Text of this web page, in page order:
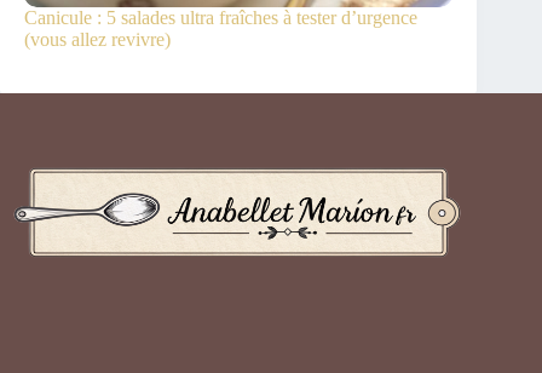
Canicule : 5 salades ultra fraîches à tester d’urgence
(vous allez revivre)